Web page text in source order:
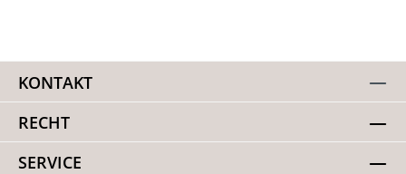
KONTAKT
RECHT
SERVICE